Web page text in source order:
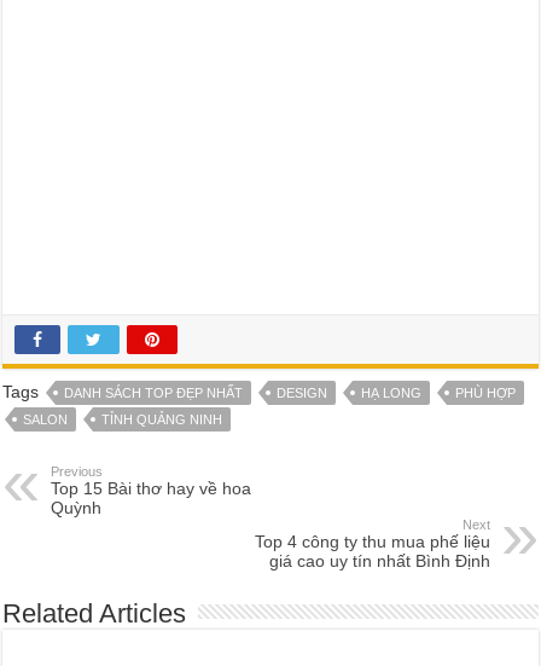
Tags DANH SÁCH TOP ĐẸP NHẤT DESIGN HẠ LONG
PHÙ HỢP
SALON
TỈNH QUẢNG NINH
Previous
Top 15 Bài thơ hay về hoa
Quỳnh
Next
Top 4 công ty thu mua phế liệu
giá cao uy tín nhất Bình Định
Related Articles